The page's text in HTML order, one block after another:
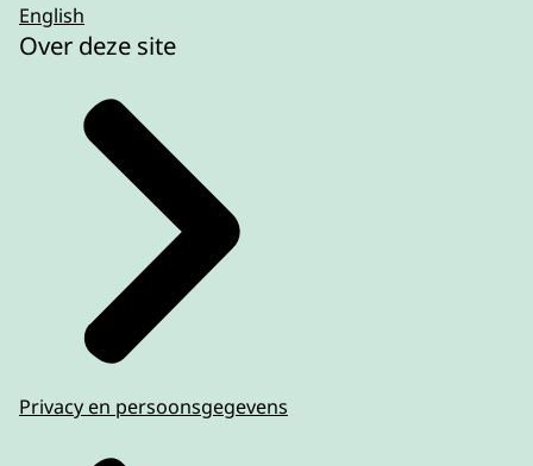
English
Over deze site
Privacy en persoonsgegevens